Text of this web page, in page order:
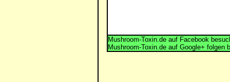
Mushroom-Toxin.de auf Facebook
Mushroom-Toxin.de auf Google+ folgen